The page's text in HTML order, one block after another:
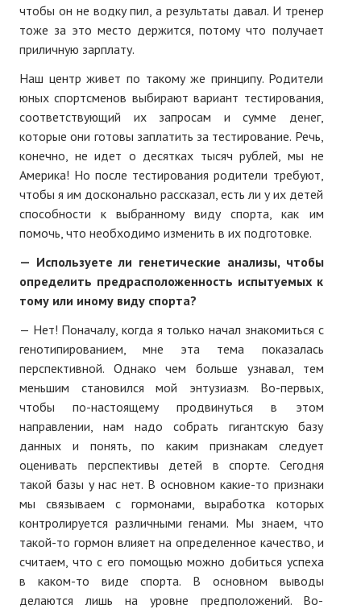
чтобы он не водку пил, а результаты давал. И тренер
тоже за это место держится, потому что получает
приличную зарплату.
Наш центр живет по такому же принципу. Родители
юных спортсменов выбирают вариант тестирования,
соответствующий их запросам и сумме денег,
которые они готовы заплатить за тестирование. Речь,
конечно, не идет о десятках тысяч рублей, мы не
Америка! Но после тестирования родители требуют,
чтобы я им досконально рассказал, есть ли у их детей
способности к выбранному виду спорта, как им
помочь, что необходимо изменить в их подготовке.
— Используете ли генетические анализы, чтобы
определить предрасположенность испытуемых к
тому или иному виду спорта?
— Нет! Поначалу, когда я только начал знакомиться с
генотипированием, мне эта тема показалась
перспективной. Однако чем больше узнавал, тем
меньшим становился мой энтузиазм. Во-первых,
чтобы по-настоящему продвинуться в этом
направлении, нам надо собрать гигантскую базу
данных и понять, по каким признакам следует
оценивать перспективы детей в спорте. Сегодня
такой базы у нас нет. В основном какие-то признаки
мы связываем с гормонами, выработка которых
контролируется различными генами. Мы знаем, что
такой-то гормон влияет на определенное качество, и
считаем, что с его помощью можно добиться успеха
в каком-то виде спорта. В основном выводы
делаются лишь на уровне предположений. Во-